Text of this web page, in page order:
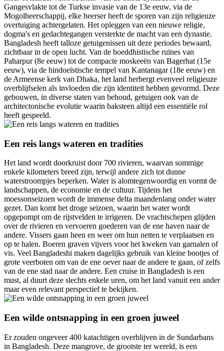
Gangesvlakte tot de Turkse invasie van de 13e eeuw, via de
Mogolheerschappij, elke heerser heeft de sporen van zijn religieuze
overtuiging achtergelaten. Het opleggen van een nieuwe religie,
dogma's en gedachtegangen versterkte de macht van een dynastie.
Bangladesh heeft talloze getuigenissen uit deze periodes bewaard,
zichtbaar in de open lucht. Van de boeddhistische ruïnes van
Paharpur (8e eeuw) tot de compacte moskeeën van Bagerhat (15e
eeuw), via de hindoeïstische tempel van Kantanagar (18e eeuw) en
de Armeense kerk van Dhaka, het land herbergt evenveel religieuze
overblijfselen als invloeden die zijn identiteit hebben gevormd. Deze
gebouwen, in diverse staten van behoud, getuigen ook van de
architectonische evolutie waarin baksteen altijd een essentiële rol
heeft gespeeld.
Een reis langs wateren en tradities
Het land wordt doorkruist door 700 rivieren, waarvan sommige
enkele kilometers breed zijn, terwijl andere zich tot dunne
waterstroompjes beperken. Water is alomtegenwoordig en vormt de
landschappen, de economie en de cultuur. Tijdens het
moessonseizoen wordt de immense delta maandenlang onder water
gezet. Dan komt het droge seizoen, waarin het water wordt
opgepompt om de rijstvelden te irrigeren. De vrachtschepen glijden
over de rivieren en vervoeren goederen van de ene haven naar de
andere. Vissers gaan heen en weer om hun netten te verplaatsen en
op te halen. Boeren graven vijvers voor het kweken van garnalen of
vis. Veel Bangladeshi maken dagelijks gebruik van kleine bootjes of
grote veerboten om van de ene oever naar de andere te gaan, of zelfs
van de ene stad naar de andere. Een cruise in Bangladesh is een
must, al duurt deze slechts enkele uren, om het land vanuit een ander
maar even relevant perspectief te bekijken.
Een wilde ontsnapping in een groen juweel
Er zouden ongeveer 400 katachtigen overblijven in de Sundarbans
in Bangladesh. Deze mangrove, de grootste ter wereld, is een